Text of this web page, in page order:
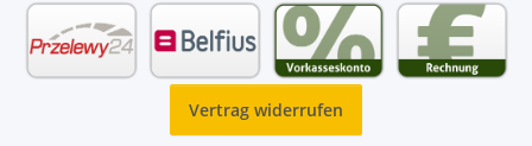
Vertrag widerrufen